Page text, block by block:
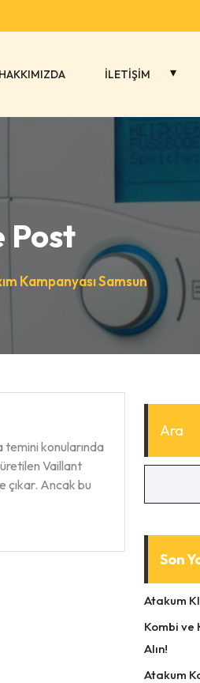
HAKKIMIZDA İLETİŞİM
Post
Kampanyası Samsun
temini konularında
Vaillant
çıkar. Ancak bu
Ara
Son
Atakum
Kombi ve
Alın!
Atakum